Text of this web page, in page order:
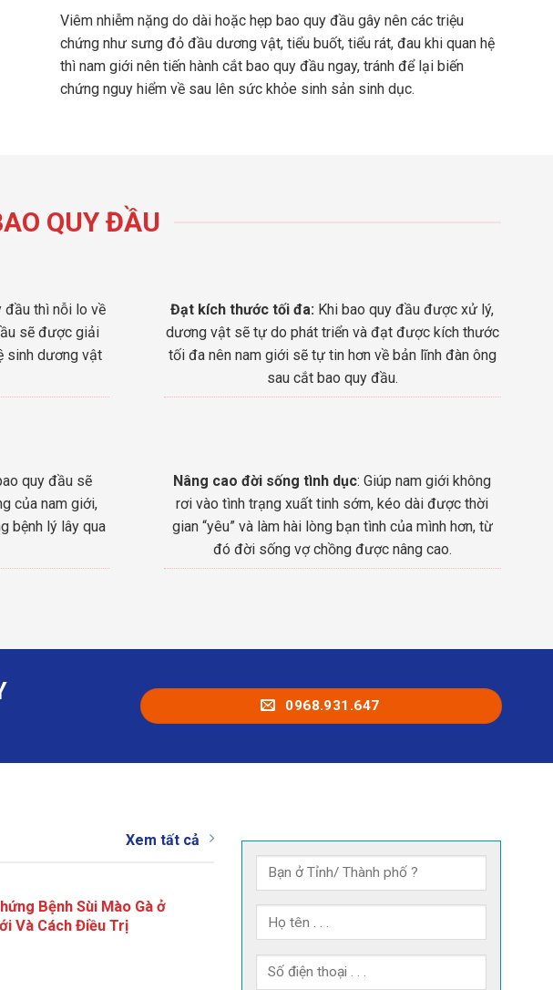
Viêm nhiễm nặng do dài hoặc hẹp bao quy đầu gây nên các triệu
chứng như sưng đỏ đầu dương vật, tiểu buốt, tiểu rát, đau khi quan hệ
thì nam giới nên tiến hành cắt bao quy đầu ngay, tránh để lại biến
chứng nguy hiểm về sau lên sức khỏe sinh sản sinh dục.
QUY ĐẦU
đầu thì nỗi lo về
sẽ được giải
sinh dương vật
Đạt kích thước tối đa: Khi bao quy đầu được xử lý,
dương vật sẽ tự do phát triển và đạt được kích thước
tối đa nên nam giới sẽ tự tin hơn về bản lĩnh đàn ông
sau cắt bao quy đầu.
quy đầu sẽ
của nam giới,
bệnh lý lây qua
Nâng cao đời sống tình dục: Giúp nam giới không
rơi vào tình trạng xuất tinh sớm, kéo dài được thời
gian “yêu” và làm hài lòng bạn tình của mình hơn, từ
đó đời sống vợ chồng được nâng cao.
0968.931.647
Xem tất cả
Bệnh Sùi Mào Gà ở
Và Cách Điều Trị